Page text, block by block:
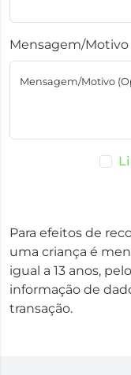
Mensagem/Motivo
Mensagem/Motivo
Para efeitos de
uma criança é
igual a 13 anos,
informação de
transação.